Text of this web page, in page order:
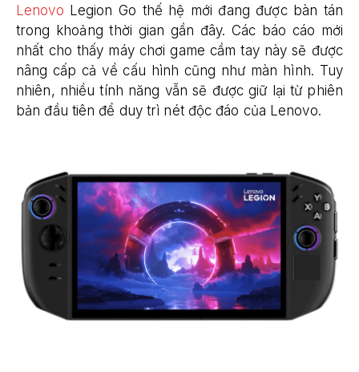
Lenovo Legion Go thế hệ mới đang được bàn tán
trong khoảng thời gian gần đây. Các báo cáo mới
nhất cho thấy máy chơi game cầm tay này sẽ được
nâng cấp cả về cấu hình cũng như màn hình. Tuy
nhiên, nhiều tính năng vẫn sẽ được giữ lại từ phiên
bản đầu tiên để duy trì nét độc đáo của Lenovo.